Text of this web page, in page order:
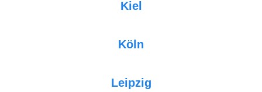
Kiel
Köln
Leipzig